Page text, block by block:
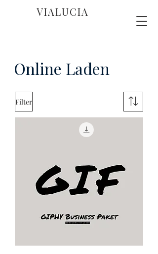
VIALUCIA
Online Laden
Filter